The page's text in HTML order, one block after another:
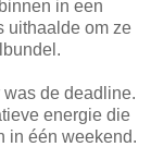
in een
uithaalde om ze
de deadline.
energie die
in één weekend.